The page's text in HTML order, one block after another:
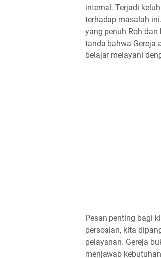
internal. Terjadi
terhadap masalah
yang penuh Roh
tanda bahwa Gereja
belajar melayani
Pesan penting bagi
persoalan, kita
pelayanan. Gereja
menjawab